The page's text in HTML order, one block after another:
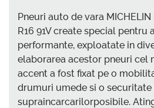
Pneuri auto de vara
R16 91V create special pentru
performante, exploatate in
elaborarea acestor pneuri cel
accent a fost fixat pe o
drumuri umede si o
supraincarcarilorposibile.